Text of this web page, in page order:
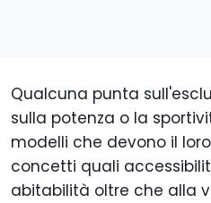
Qualcuna punta
sulla potenza o la
modelli che devono il
concetti quali
abitabilità oltre che alla